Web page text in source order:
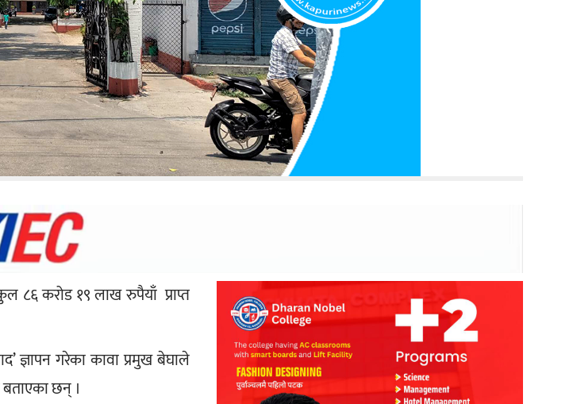
८६ करोड १९ लाख रुपैयाँ  प्राप्त
ज्ञापन गरेका कावा प्रमुख बेघाले
छन् ।